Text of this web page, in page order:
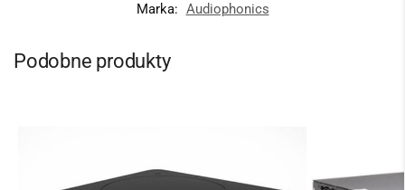
Marka: Audiophonics
Podobne produkty